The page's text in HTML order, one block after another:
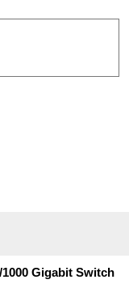
1000 Gigabit Switch